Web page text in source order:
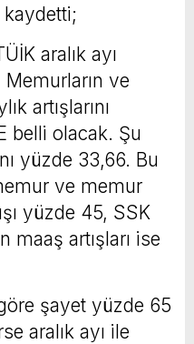
kaydetti;
aralık ayı
Memurların ve
artışlarını
belli olacak. Şu
yüzde 33,66. Bu
ve memur
yüzde 45, SSK
maaş artışları ise
şayet yüzde 65
aralık ayı ile